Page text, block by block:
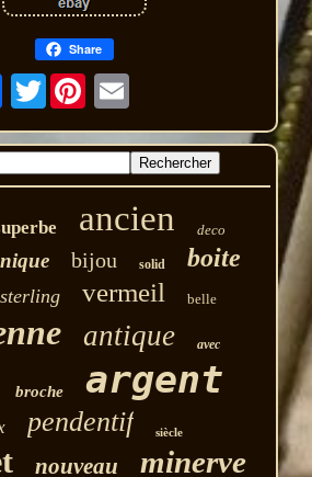
Share
Twitter
ancien deco
bijou solid boite
sterling vermeil belle
antique avec
broche argent
pendentif siècle
nouveau minerve